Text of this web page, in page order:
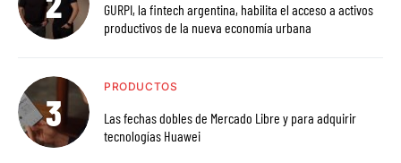
GURPI, la fintech argentina, habilita el acceso a activos
productivos de la nueva economía urbana
PRODUCTOS
Las fechas dobles de Mercado Libre y para adquirir
tecnologías Huawei